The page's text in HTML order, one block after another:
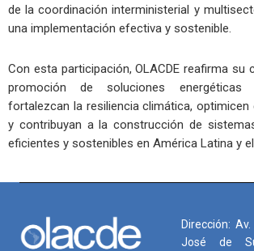
de la coordinación interministerial y
una implementación efectiva y sostenible.
Con esta participación, OLACDE reafirma su
promoción de soluciones energéticas
fortalezcan la resiliencia climática,
y contribuyan a la construcción de
eficientes y sostenibles en América Latina y el
Dirección:
José de